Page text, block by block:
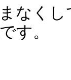
なく
す。